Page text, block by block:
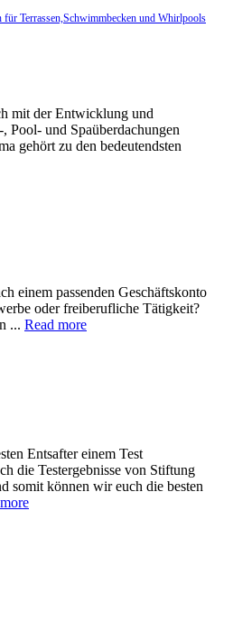
Terrassen,Schwimmbecken und Whirlpools
mit der Entwicklung und
Pool- und Spaüberdachungen
gehört zu den bedeutendsten
einem passenden Geschäftskonto
oder freiberufliche Tätigkeit?
... Read more
Entsafter einem Test
die Testergebnisse von Stiftung
somit können wir euch die besten